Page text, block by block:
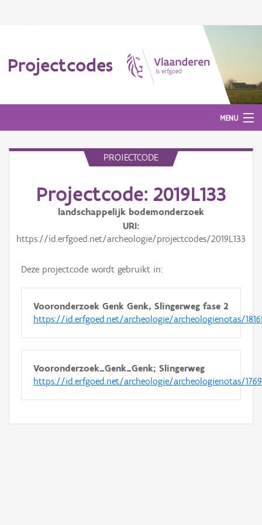
Projectcodes
MENU
PROJECTCODE
Projectcode: 2019L133
landschappelijk bodemonderzoek
URI
https://id.erfgoed.net/archeologie/projectcodes/2019L133
Deze projectcode wordt gebruikt in:
Vooronderzoek Genk Genk, Slingerweg fase 2
https://id.erfgoed.net/archeologie/archeologienotas/
Vooronderzoek_Genk_Genk; Slingerweg
https://id.erfgoed.net/archeologie/archeologienotas/